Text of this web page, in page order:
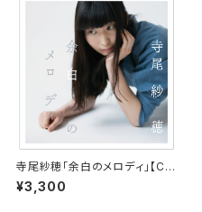
寺尾紗穂「余白のメロディ」【C
D】
¥3,300